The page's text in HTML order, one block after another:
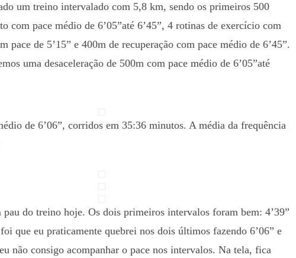
um treino intervalado com 5,8 km, sendo os primeiros 500
com pace médio de 6’05”até 6’45”, 4 rotinas de exercício com
pace de 5’15” e 400m de recuperação com pace médio de 6’45”.
uma desaceleração de 500m com pace médio de 6’05”até
de 6’06”, corridos em 35:36 minutos. A média da frequência
do treino hoje. Os dois primeiros intervalos foram bem: 4’39”
que eu praticamente quebrei nos dois últimos fazendo 6’06” e
não consigo acompanhar o pace nos intervalos. Na tela, fica